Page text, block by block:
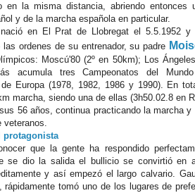
en la misma distancia, abriendo entonces
y de la marcha española en particular.
en El Prat de Llobregat el 5.5.1952
ordenes de su entrenador, su padre
Moscú'80 (2º en 50km); Los
acumula tres Campeonatos del
de Europa (1978, 1982, 1986 y 1990). En
marcha, siendo una de ellas (3h50.02.8 en
56 años, continua practicando la marcha
veteranos.
que la gente ha respondido
se dio la salida el bullicio se convirtió en
y así empezó el largo calvario.
rápidamente tomó uno de los lugares de